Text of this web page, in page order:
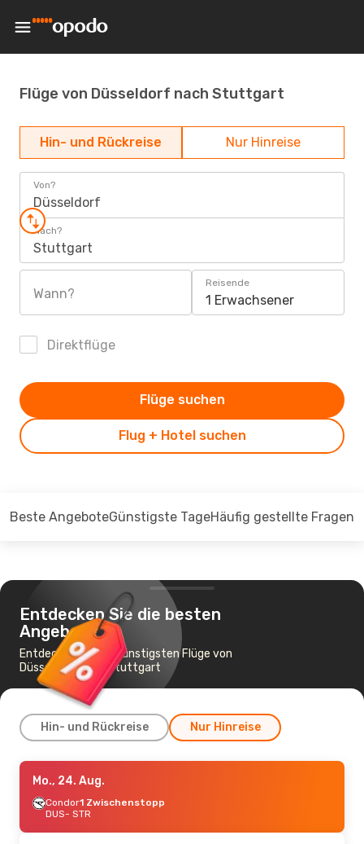
Flüge von Düsseldorf nach Stuttgart
Hin- und Rückreise Nur Hinreise
Von?
Düsseldorf
Nach?
Stuttgart
Wann?
Reisende
1 Erwachsener
Direktflüge
Flug + Hotel suchen
Flüge suchen
Beste AngeboteGünstigste TageHäufig gestellte Fragen
Entdecken Sie die besten
Angebote
Entdecken Sie die günstigsten Flüge von
Düsseldorf nach Stuttgart
Hin- und Rückreise Nur Hinreise
Do., 20. Aug.
Lufthansa1 Zwischenstopp
DUS- STR
STR- DUS
Mo., 24. Aug.
Condor1 Zwischenstopp
DUS- STR